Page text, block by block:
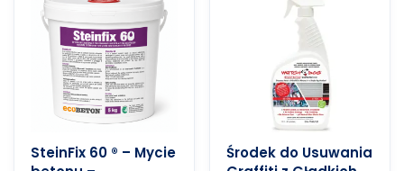
SteinFix 60 ® – Mycie
Środek do Usuwania